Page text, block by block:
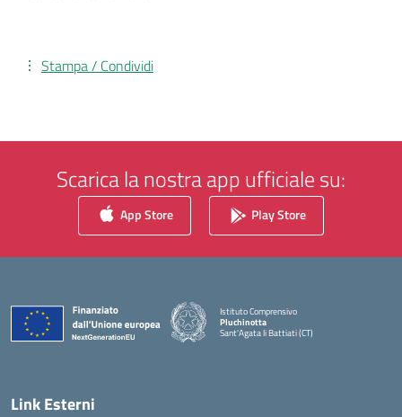
Stampa / Condividi
Scarica la nostra app ufficiale su:
App Store Play Store
Istituto Comprensivo
Pluchinotta
Sant'Agata li Battiati (CT)
— Visita la pagina iniziale della scuola
Link Esterni